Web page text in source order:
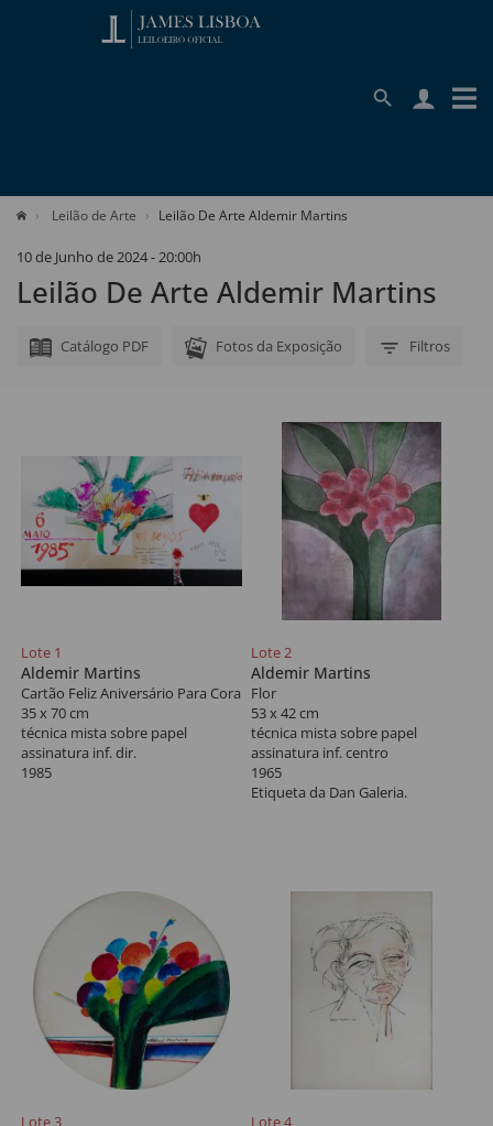
Leilão de Arte Leilão De Arte Aldemir Martins
10 de Junho de 2024 - 20:00h
Leilão De Arte Aldemir Martins
Catálogo PDF Fotos da Exposição Filtros
Lote 1
Aldemir Martins
Cartão Feliz Aniversário Para Cora
35 x 70 cm
técnica mista sobre papel
assinatura inf. dir.
1985
Lote 2
Aldemir Martins
Flor
53 x 42 cm
técnica mista sobre papel
assinatura inf. centro
1965
Etiqueta da Dan Galeria.
Lote 3 Lote 4